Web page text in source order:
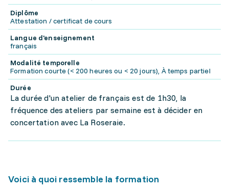
Diplôme
Attestation / certificat de cours
Langue d'enseignement
français
Modalité temporelle
Formation courte (< 200 heures ou < 20 jours), À temps partiel
Durée
La durée d'un atelier de français est de 1h30, la
fréquence des ateliers par semaine est à décider en
concertation avec La Roseraie.
Voici à quoi ressemble la formation